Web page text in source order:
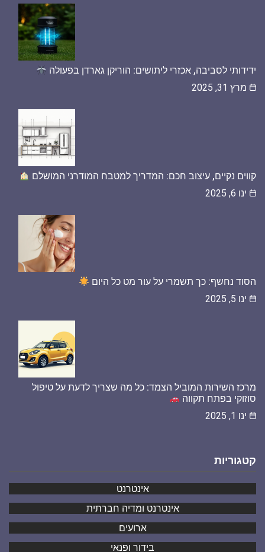
ידידותי לסביבה, אכזרי ליתושים: הוריקן גארדן בפעולה
מרץ 31, 2025
קווים נקיים, עיצוב חכם: המדריך למטבח המודרני המושלם
ינו 6, 2025
הסוד נחשף: כך תשמרי על עור מט כל היום
ינו 5, 2025
מרכז השירות המוביל הצמד: כל מה שצריך לדעת על טיפול
סוזוקי בפתח תקווה
ינו 1, 2025
קטגוריות
אינטרנט
אינטרנט ומדיה חברתית
ארועים
בידור ופנאי